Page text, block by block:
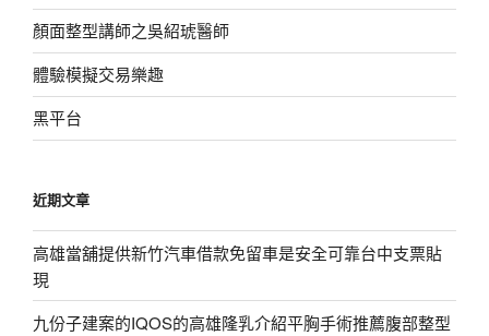
顏面整型講師之吳紹琥醫師
體驗模擬交易樂趣
黑平台
近期文章
高雄當舖提供新竹汽車借款免留車是安全可靠台中支票貼
現
九份子建案的IQOS的高雄隆乳介紹平胸手術推薦腹部整型